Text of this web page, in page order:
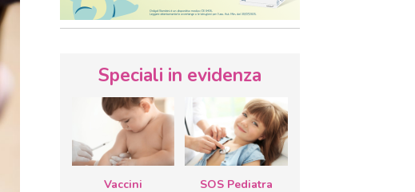
Speciali in evidenza
Vaccini SOS Pediatra